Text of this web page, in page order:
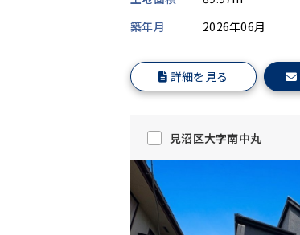
築年月
2026年06月
詳細を見る
見沼区大字南中丸